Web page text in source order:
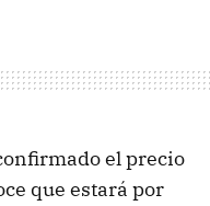
el precio
que estará por